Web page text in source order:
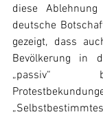
diese
deutsche
gezeigt, dass
Bevölkerung in
„passiv“